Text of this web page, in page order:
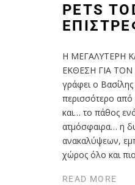
PETS
Η ΜΕΓΑΛΥΤΕΡΗ
ΕΚΘΕΣΗ ΓΙΑ
γράφει ο
περισσότερο από
και… το πάθος
ατμόσφαιρα… η
ανακαλύψεων,
χώρος όλο και
READ MORE